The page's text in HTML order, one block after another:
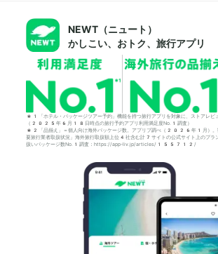
NEWT（ニュート）
かしこい、おトク、旅行アプリ
*1「ホテル・パッケージツアー予約」機能を持つ旅行アプリを対象に、ストアレビ
（2025年6月18日時点の旅行予約アプリ利用満足度No.1調査）
*2「品揃え」＝個人向け海外パッケージ数。アプリブ調べ（2026年1月）
要旅行業者取扱状況」海外旅行取扱額上位4社含む計7サイトの公式サイト上のプラ
扱いパッケージ数No.1調査：https://app-liv.jp/articles/155712/